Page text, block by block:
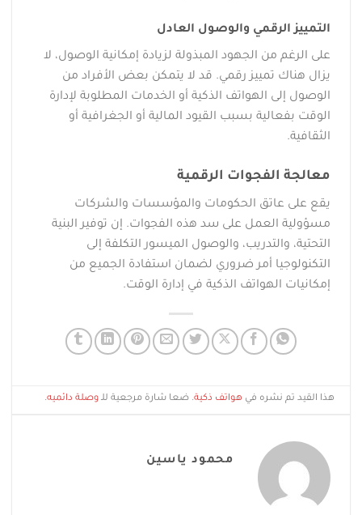
التمييز الرقمي والوصول العادل
على الرغم من الجهود المبذولة لزيادة إمكانية الوصول، لا
يزال هناك تمييز رقمي. قد لا يتمكن بعض الأفراد من
الوصول إلى الهواتف الذكية أو الخدمات المطلوبة لإدارة
الوقت بفعالية بسبب القيود المالية أو الجغرافية أو
الثقافية.
معالجة الفجوات الرقمية
يقع على عاتق الحكومات والمؤسسات والشركات
مسؤولية العمل على سد هذه الفجوات. إن توفير البنية
التحتية، والتدريب، والوصول الميسور التكلفة إلى
التكنولوجيا أمر ضروري لضمان استفادة الجميع من
إمكانيات الهواتف الذكية في إدارة الوقت.
هذا القيد تم نشره في هواتف ذكية. ضعا شارة مرجعية للـوصلة دائميه.
محمود ياسين